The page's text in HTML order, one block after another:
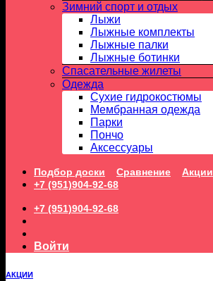
Зимний спорт и отдых
Лыжи
Лыжные комплекты
Лыжные палки
Лыжные ботинки
Спасательные жилеты
Одежда
Сухие гидрокостюмы
Мембранная одежда
Парки
Пончо
Аксессуары
Подбор доски Сравнение
Акции
+7 (951)904-92-68
+7 (951)904-92-68
Войти
АКЦИИ